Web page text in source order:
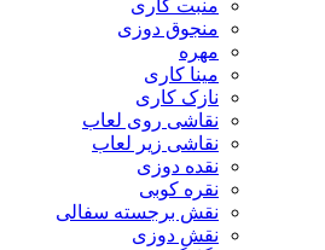
منبت کاری
منجوق دوزی
مهره
مینا کاری
نازک کاری
نقاشی روی لعاب
نقاشی زیر لعاب
نقده دوزی
نقره کوبی
نقش برجسته سفالی
نقش دوزی